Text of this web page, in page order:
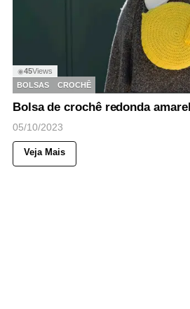
◉45Views
BOLSAS
CROCHÊ
Bolsa de crochê redonda
05/10/2023
Veja Mais